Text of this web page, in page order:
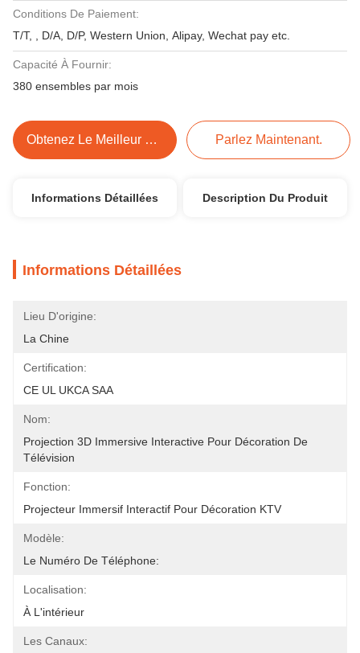
Conditions De Paiement:
T/T, , D/A, D/P, Western Union, Alipay, Wechat pay etc.
Capacité À Fournir:
380 ensembles par mois
Obtenez Le Meilleur Prix Parlez Maintenant.
Informations Détaillées Description Du Produit
Informations Détaillées
Lieu D'origine:
La Chine
Certification:
CE UL UKCA SAA
Nom:
Projection 3D Immersive Interactive Pour Décoration De
Télévision
Fonction:
Projecteur Immersif Interactif Pour Décoration KTV
Modèle:
Le Numéro De Téléphone:
Localisation:
À L'intérieur
Les Canaux: